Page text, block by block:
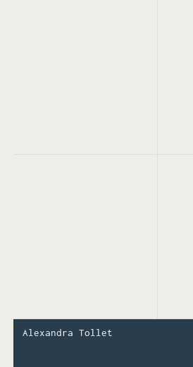
Alexandra Tollet